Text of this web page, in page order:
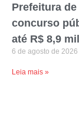
Prefeitura
concurso
até R$ 8,9 mil
6 de agosto de 2026
Leia mais »